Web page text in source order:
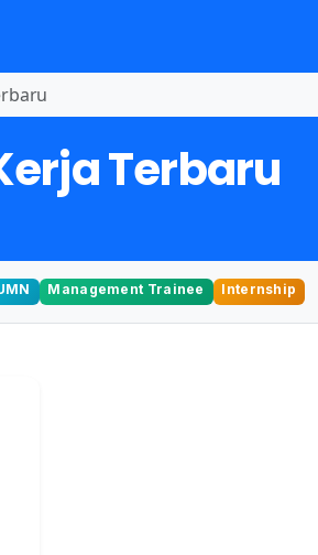
Terbaru
Management Trainee Internship